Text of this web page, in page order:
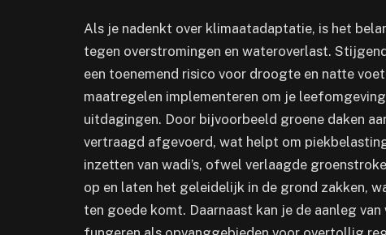
Als je nadenkt over klimaatadaptatie, is het
tegen overstromingen en wateroverlast.
een toenemend risico voor droogte en natte
maatregelen implementeren om je
uitdagingen. Door bijvoorbeeld groene daken
vertraagd afgevoerd, wat helpt om
inzetten van wadi’s, ofwel verlaagde
op en laten het geleidelijk in de grond zakken,
ten goede komt. Daarnaast kan je de aanleg